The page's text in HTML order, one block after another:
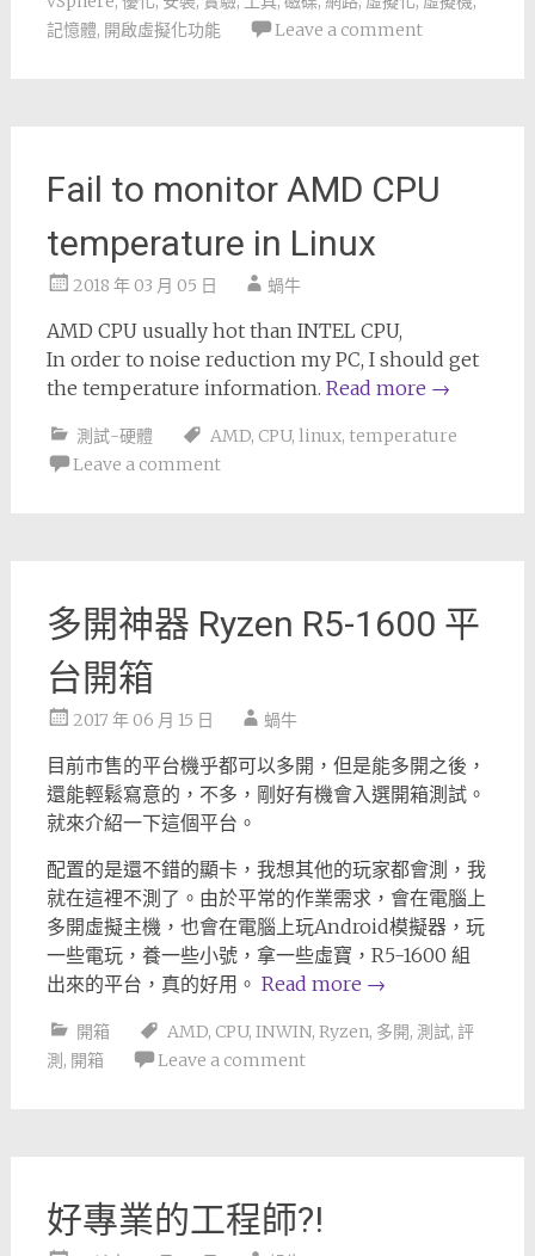
記憶體, 開啟虛擬化功能 Leave a comment
Fail to monitor AMD CPU
temperature in Linux
2018 年 03 月 05 日 蝸牛
AMD CPU usually hot than INTEL CPU,
In order to noise reduction my PC, I should get
the temperature information. Read more →
測試-硬體 AMD, CPU, linux, temperature
Leave a comment
多開神器 Ryzen R5-1600 平
台開箱
2017 年 06 月 15 日 蝸牛
目前市售的平台機乎都可以多開，但是能多開之後，
還能輕鬆寫意的，不多，剛好有機會入選開箱測試。
就來介紹一下這個平台。
配置的是還不錯的顯卡，我想其他的玩家都會測，我
就在這裡不測了。由於平常的作業需求，會在電腦上
多開虛擬主機，也會在電腦上玩Android模擬器，玩
一些電玩，養一些小號，拿一些虛寶，R5-1600 組
出來的平台，真的好用。 Read more →
開箱 AMD, CPU, INWIN, Ryzen, 多開, 測試, 評
測 , 開箱 Leave a comment
好專業的工程師?!